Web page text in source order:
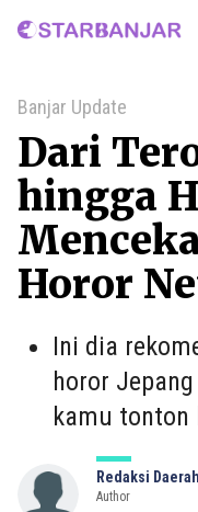
Home
Banjar Update
Dari
hingga
Horor
Ini dia
horor
kamu
Redaksi Daerah
Author